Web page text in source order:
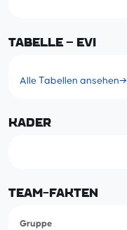
TABELLE – EVI
Alle Tabellen ansehen→
KADER
TEAM-FAKTEN
Gruppe